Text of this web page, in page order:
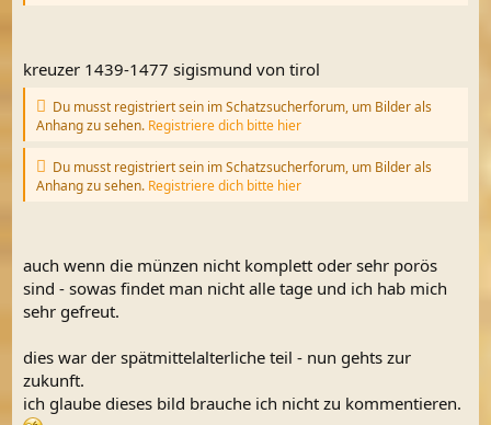
kreuzer 1439-1477 sigismund von tirol
Du musst registriert sein im Schatzsucherforum, um Bilder als
Anhang zu sehen. Registriere dich bitte hier
Du musst registriert sein im Schatzsucherforum, um Bilder als
Anhang zu sehen. Registriere dich bitte hier
auch wenn die münzen nicht komplett oder sehr porös
sind - sowas findet man nicht alle tage und ich hab mich
sehr gefreut.
dies war der spätmittelalterliche teil - nun gehts zur
zukunft.
ich glaube dieses bild brauche ich nicht zu kommentieren.